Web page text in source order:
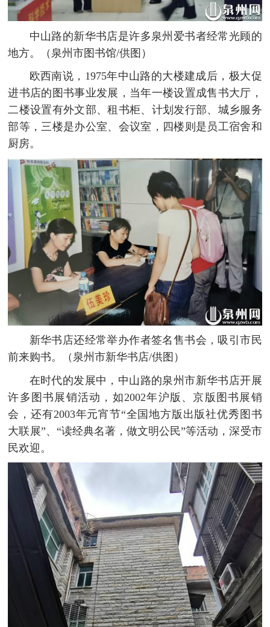
中山路的新华书店是许多泉州爱书者经常光顾的
地方。（泉州市图书馆/供图）
欧西南说，1975年中山路的大楼建成后，极大促
进书店的图书事业发展，当年一楼设置成售书大厅，
二楼设置有外文部、租书柜、计划发行部、城乡服务
部等，三楼是办公室、会议室，四楼则是员工宿舍和
厨房。
新华书店还经常举办作者签名售书会，吸引市民
前来购书。（泉州市新华书店/供图）
在时代的发展中，中山路的泉州市新华书店开展
许多图书展销活动，如2002年沪版、京版图书展销
会，还有2003年元宵节“全国地方版出版社优秀图书
大联展”、“读经典名著，做文明公民”等活动，深受市
民欢迎。